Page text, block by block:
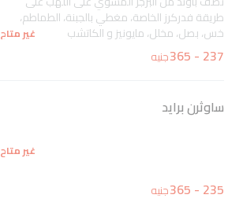
طريقة فدركرز الخاصة، مغطي بالجبنة، الطماطم،
خس، بصل، مخلل، مايونيز و الكاتشب غير متاح
237 - 365 جنيه
ساوثرن برايد
غير متاح
235 - 365 جنيه